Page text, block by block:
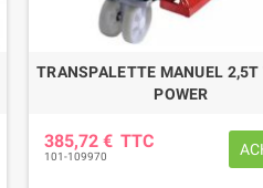
TRANSPALETTE MANUEL
POWER
385,72 € TTC
101-109970